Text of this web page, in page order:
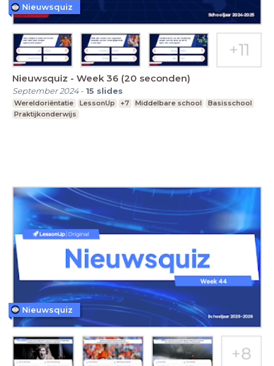
Nieuwsquiz - Week 36 (20 seconden)
September 2024- 15 slides
Wereldoriëntatie LessonUp +7 Middelbare school
Basisschool
Praktijkonderwijs
Nieuwsquiz
Nieuwsquiz